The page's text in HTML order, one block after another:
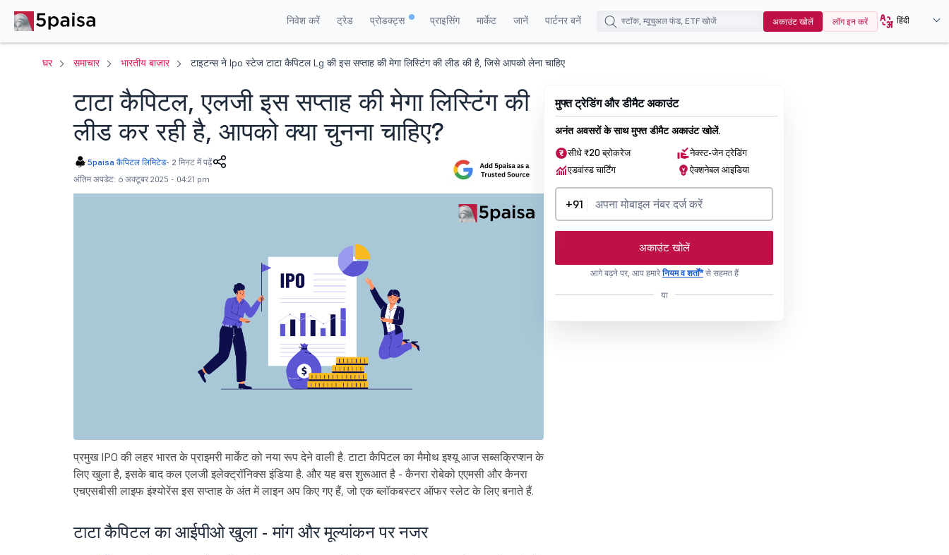
निवेश करें ट्रेड प्रोडक्ट्स प्राइसिंग मार्केट जानें पार्टनर बनें अकाउंट खोलें लॉग इन करें हिंदी
घर समाचार भारतीय बाजार टाइटन्स ने Ipo स्टेज टाटा कैपिटल Lg की इस सप्ताह की मेगा लिस्टिंग की लीड की है, जिसे आपको लेना चाहिए
टाटा कैपिटल, एलजी इस सप्ताह की मेगा लिस्टिंग की
लीड कर रही है, आपको क्या चुनना चाहिए?
5paisa कैपिटल लिमिटेड- 2 मिनट में पढ़ें
अंतिम अपडेट: 6 अक्टूबर 2025 - 04:21 pm
प्रमुख IPO की लहर भारत के प्राइमरी मार्केट को नया रूप देने वाली है. टाटा कैपिटल का मैमोथ इश्यू आज सब्सक्रिप्शन के
लिए खुला है, इसके बाद कल एलजी इलेक्ट्रॉनिक्स इंडिया है. और यह बस शुरूआत है - कैनरा रोबेको एएमसी और कैनरा
एचएसबीसी लाइफ इंश्योरेंस इस सप्ताह के अंत में लाइन अप किए गए हैं, जो एक ब्लॉकबस्टर ऑफर स्लेट के लिए बनाते हैं.
टाटा कैपिटल का आईपीओ खुला - मांग और मूल्यांकन पर नजर
मुफ्त ट्रेडिंग और डीमैट अकाउंट
अनंत अवसरों के साथ मुफ्त डीमैट अकाउंट खोलें.
सीधे ₹20 ब्रोकरेज
नेक्स्ट-जेन ट्रेडिंग
एडवांस्ड चार्टिंग
ऐक्शनेबल आइडिया
+91
अकाउंट खोलें
आगे बढ़ने पर, आप हमारेनियम व शर्तों*से सहमत हैं
या